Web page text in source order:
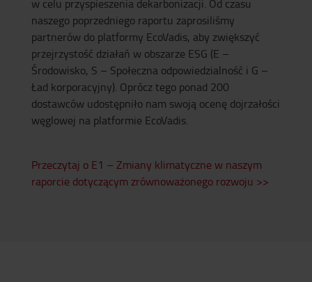
w celu przyspieszenia dekarbonizacji. Od czasu
naszego poprzedniego raportu zaprosiliśmy
partnerów do platformy EcoVadis, aby zwiększyć
przejrzystość działań w obszarze ESG (E –
Środowisko, S – Społeczna odpowiedzialność i G –
Ład korporacyjny). Oprócz tego ponad 200
dostawców udostępniło nam swoją ocenę dojrzałości
węglowej na platformie EcoVadis.
Przeczytaj o E1 – Zmiany klimatyczne w naszym
raporcie dotyczącym zrównoważonego rozwoju >>